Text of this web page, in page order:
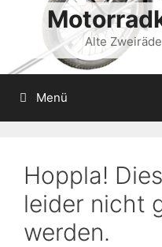
Alte
Menü
Hoppla!
leider nicht
werden.